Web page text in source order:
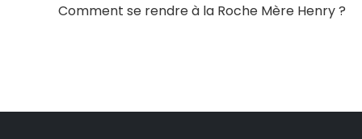
Comment se rendre à la Roche Mère Henry ?